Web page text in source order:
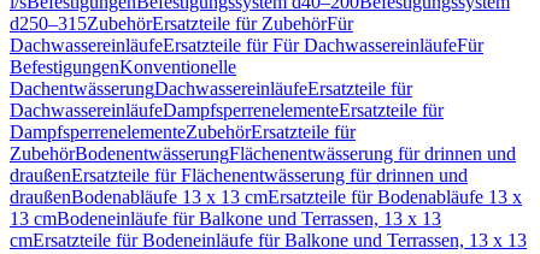
d250–315ZubehörErsatzteile für ZubehörFür
DachwassereinläufeErsatzteile für Für DachwassereinläufeFür
BefestigungenKonventionelle
DachentwässerungDachwassereinläufeErsatzteile für
DachwassereinläufeDampfsperrenelementeErsatzteile für
DampfsperrenelementeZubehörErsatzteile für
ZubehörBodenentwässerungFlächenentwässerung für drinnen und
draußenErsatzteile für Flächenentwässerung für drinnen und
draußenBodenabläufe 13 x 13 cmErsatzteile für Bodenabläufe 13 x
13 cmBodeneinläufe für Balkone und Terrassen, 13 x 13
cmErsatzteile für Bodeneinläufe für Balkone und Terrassen, 13 x 13